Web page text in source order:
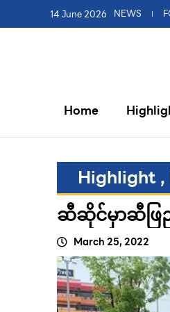
14 June 2026 NEWS
Home
Highlight,
ဆီဆိုင်မှာဆီဖြ
March 25, 2022